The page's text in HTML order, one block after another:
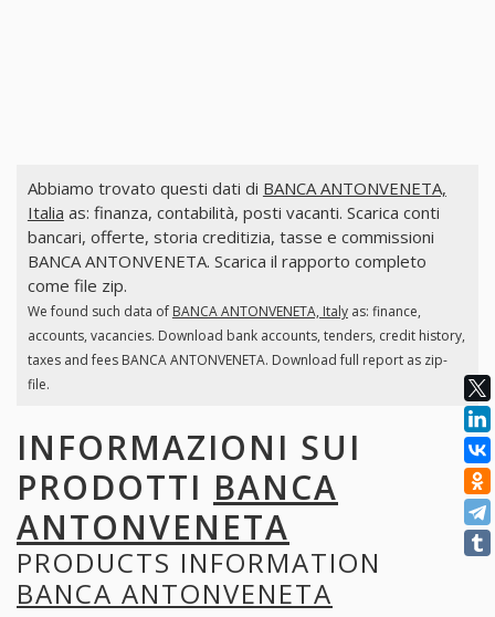
Abbiamo trovato questi dati di BANCA ANTONVENETA,
Italia as: finanza, contabilità, posti vacanti. Scarica conti
bancari, offerte, storia creditizia, tasse e commissioni
BANCA ANTONVENETA. Scarica il rapporto completo
come file zip.
We found such data of BANCA ANTONVENETA, Italyas: finance,
accounts, vacancies. Download bank accounts, tenders, credit history,
taxes and fees BANCA ANTONVENETA. Download full report as zip-
file.
INFORMAZIONI SUI
PRODOTTI BANCA
ANTONVENETA
PRODUCTS INFORMATION
BANCA ANTONVENETA